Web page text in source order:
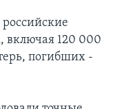
включая 120 000
погибших -